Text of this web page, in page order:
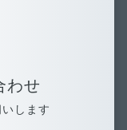
わせ
します